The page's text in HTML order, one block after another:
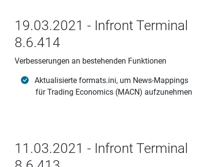
19.03.2021 - Infront Terminal
8.6.414
Verbesserungen an bestehenden Funktionen
Aktualisierte formats.ini, um News-Mappings
für Trading Economics (MACN) aufzunehmen
11.03.2021 - Infront Terminal